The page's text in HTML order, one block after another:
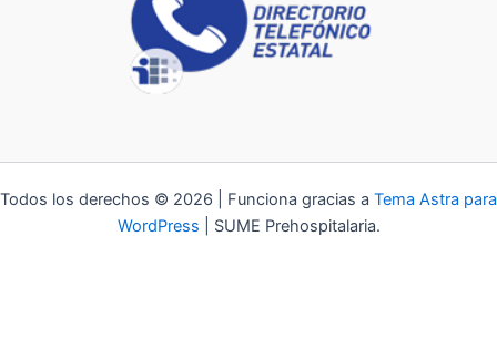
Todos los derechos © 2026 | Funciona gracias a Tema Astra para
WordPress | SUME Prehospitalaria.